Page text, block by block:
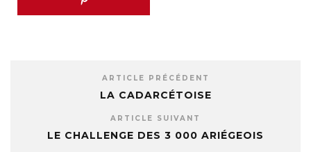
ARTICLE PRÉCÉDENT
LA CADARCÉTOISE
ARTICLE SUIVANT
LE CHALLENGE DES 3 000 ARIÉGEOIS